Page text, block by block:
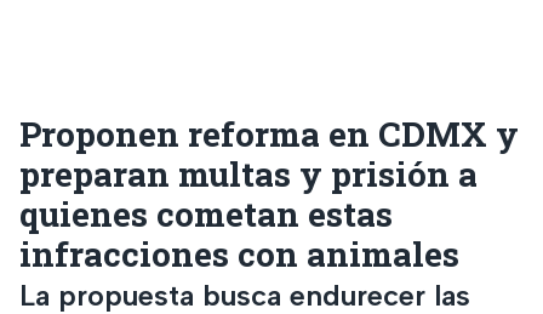
Proponen reforma en CDMX y
preparan multas y prisión a
quienes cometan estas
infracciones con animales
La propuesta busca endurecer las